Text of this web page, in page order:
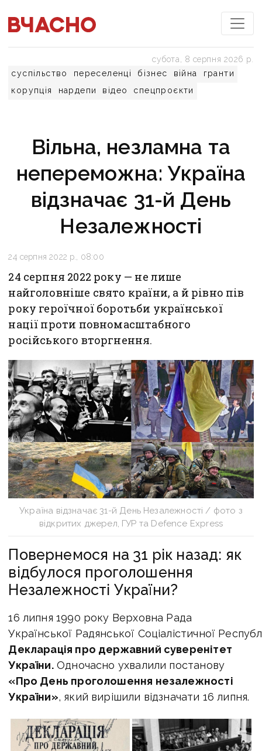
суспільство переселенці бізнес війна
гранти
корупція
нардепи відео спецпроєкти
субота, 8 серпня 2026 р.
Вільна, незламна та
непереможна: Україна
відзначає 31-й День
Незалежності
24 серпня 2022 р., 08:00
24 серпня 2022 року — не лише
найголовніше свято країни, а й рівно пів
року героїчної боротьби української
нації проти повномасштабного
російського вторгнення.
Україна відзначає 31-й День Незалежності / фото з
відкритих джерел, ГУР та Defence Express
Повернемося на 31 рік назад: як
відбулося проголошення
Незалежності України?
16 липня 1990 року Верховна Рада
Української Радянської Соціалістичної
Декларація про державний суверенітет
України.Одночасно ухвалили постанову
«Про День проголошення незалежності
України», який вирішили відзначати 16 липня.